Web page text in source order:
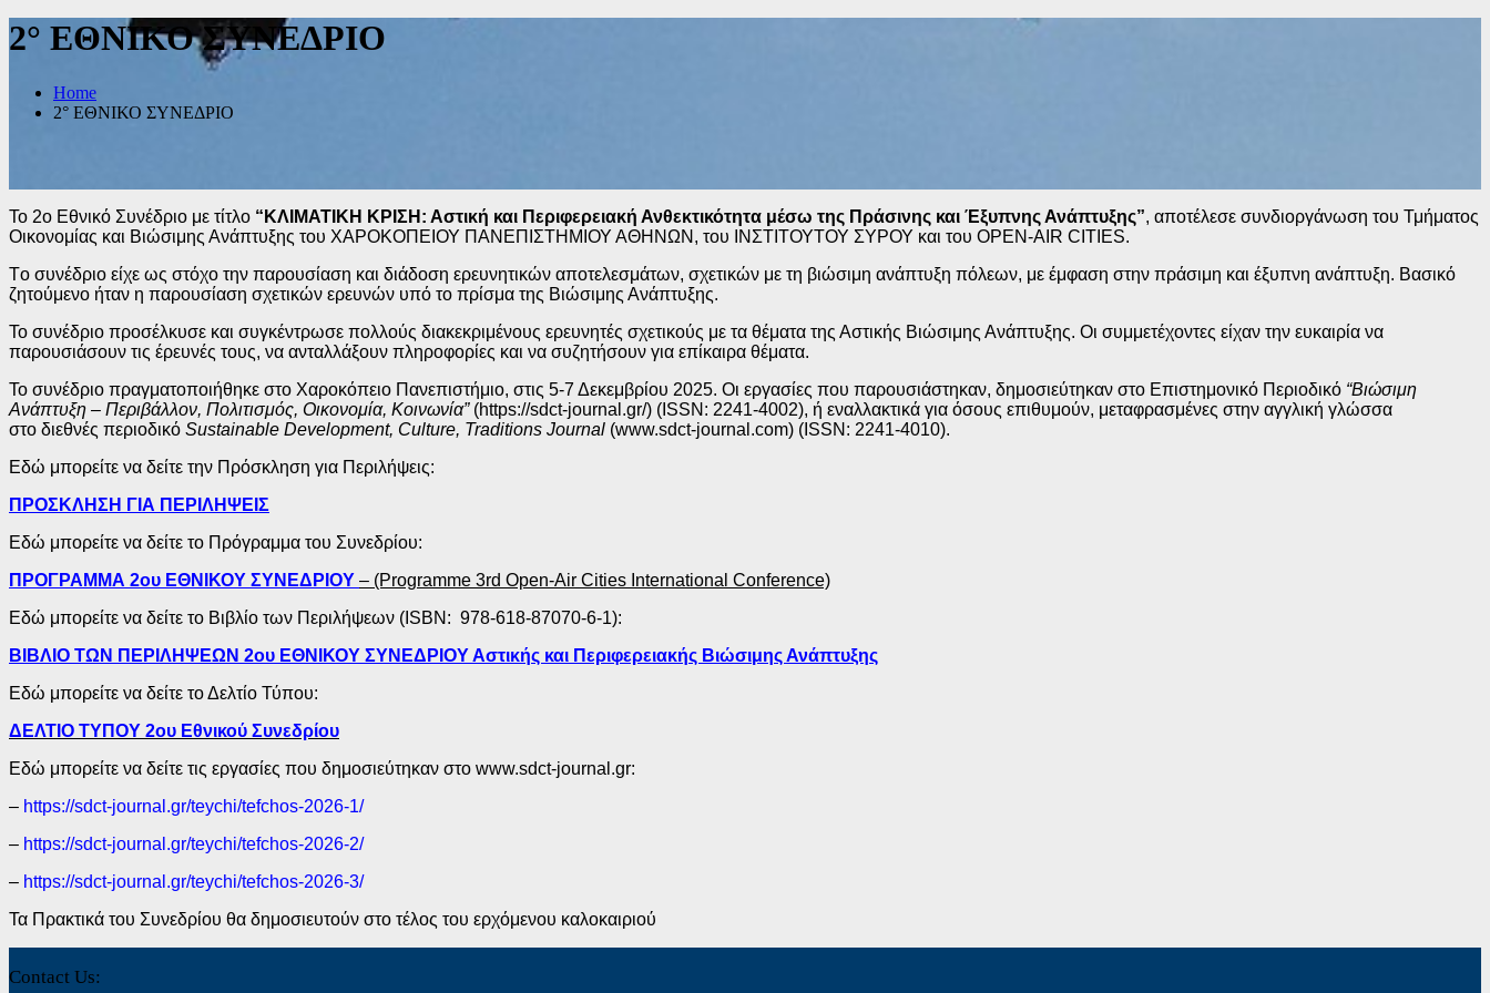
2° ΕΘΝΙΚΟ ΣΥΝΕΔΡΙΟ
Home
2° ΕΘΝΙΚΟ ΣΥΝΕΔΡΙΟ
Το 2ο Εθνικό Συνέδριο με τίτλο “ ΚΛΙΜΑΤΙΚΗ ΚΡΙΣΗ : Αστική και Περιφερειακή Ανθεκτικότητα μέσω της Πράσινης και Έξυπνης Ανάπτυξης”, αποτέλεσε συνδιοργάνωση του Τμήματος
Οικονομίας και Βιώσιμης Ανάπτυξης του ΧΑΡΟΚΟΠΕΙΟΥ ΠΑΝΕΠΙΣΤΗΜΙΟΥ ΑΘΗΝΩΝ, του ΙΝΣΤΙΤΟΥΤΟΥ ΣΥΡΟΥ και του OPEN-AIR CITIES.
Τo συνέδριο είχε ως στόχο την παρουσίαση και διάδοση ερευνητικών αποτελεσμάτων, σχετικών με τη βιώσιμη ανάπτυξη πόλεων, με έμφαση στην πράσιμη και έξυπνη ανάπτυξη. Βασικό
ζητούμενο ήταν η παρουσίαση σχετικών ερευνών υπό το πρίσμα της Βιώσιμης Ανάπτυξης.
Το συνέδριο προσέλκυσε και συγκέντρωσε πολλούς διακεκριμένους ερευνητές σχετικούς με τα θέματα της Αστικής Βιώσιμης Ανάπτυξης. Οι συμμετέχοντες είχαν την ευκαιρία να
παρουσιάσουν τις έρευνές τους, να ανταλλάξουν πληροφορίες και να συζητήσουν για επίκαιρα θέματα.
Το συνέδριο πραγματοποιήθηκε στο Χαροκόπειο Πανεπιστήμιο, στις 5-7 Δεκεμβρίου 2025. Οι εργασίες που παρουσιάστηκαν, δημοσιεύτηκαν στο Επιστημονικό Περιοδικό “Βιώσιμη
Ανάπτυξη – Περιβάλλον, Πολιτισμός, Οικονομία, Κοινωνία” (https://sdct-journal.gr/) (ISSN: 2241-4002), ή εναλλακτικά για όσους επιθυμούν, μεταφρασμένες στην αγγλική γλώσσα
στο διεθνές περιοδικό Sustainable Development, Culture, Traditions Journal (www.sdct-journal.com) (ISSN: 2241-4010).
Εδώ μπορείτε να δείτε την Πρόσκληση για Περιλήψεις:
ΠΡΟΣΚΛΗΣΗ ΓΙΑ ΠΕΡΙΛΗΨΕΙΣ
Εδώ μπορείτε να δείτε το Πρόγραμμα του Συνεδρίου:
ΠΡΟΓΡΑΜΜΑ 2ου ΕΘΝΙΚΟΥ ΣΥΝΕΔΡΙΟΥ – (Programme 3rd Open-Air Cities International Conference)
Εδώ μπορείτε να δείτε το Βιβλίο των Περιλήψεων (ISBN: 978-618-87070-6-1):
ΒΙΒΛΙΟ ΤΩΝ ΠΕΡΙΛΗΨΕΩΝ 2ου ΕΘΝΙΚΟΥ ΣΥΝΕΔΡΙΟΥ Αστικής και Περιφερειακής Βιώσιμης Ανάπτυξης
Εδώ μπορείτε να δείτε το Δελτίο Τύπου:
ΔΕΛΤΙΟ ΤΥΠΟΥ 2ου Εθνικού Συνεδρίου
Εδώ μπορείτε να δείτε τις εργασίες που δημοσιεύτηκαν στo www.sdct-journal.gr:
– https://sdct-journal.gr/teychi/tefchos-2026-1/
– https://sdct-journal.gr/teychi/tefchos-2026-2/
– https://sdct-journal.gr/teychi/tefchos-2026-3/
Τα Πρακτικά του Συνεδρίου θα δημοσιευτούν στο τέλος του ερχόμενου καλοκαιριού
Contact Us: